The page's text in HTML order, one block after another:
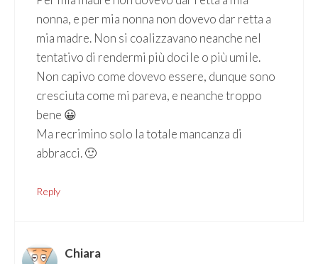
nonna, e per mia nonna non dovevo dar retta a
mia madre. Non si coalizzavano neanche nel
tentativo di rendermi più docile o più umile.
Non capivo come dovevo essere, dunque sono
cresciuta come mi pareva, e neanche troppo
bene 😀
Ma recrimino solo la totale mancanza di
abbracci. 🙂
Reply
Chiara